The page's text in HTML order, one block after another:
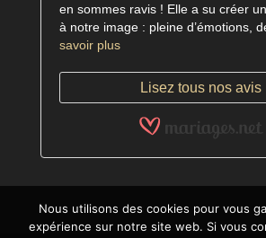
en sommes ravis ! Elle a su créer
à notre image : pleine d’émotions,
savoir plus
Lisez tous nos avis
Nous utilisons des cookies pour vous
expérience sur notre site web. Si vous